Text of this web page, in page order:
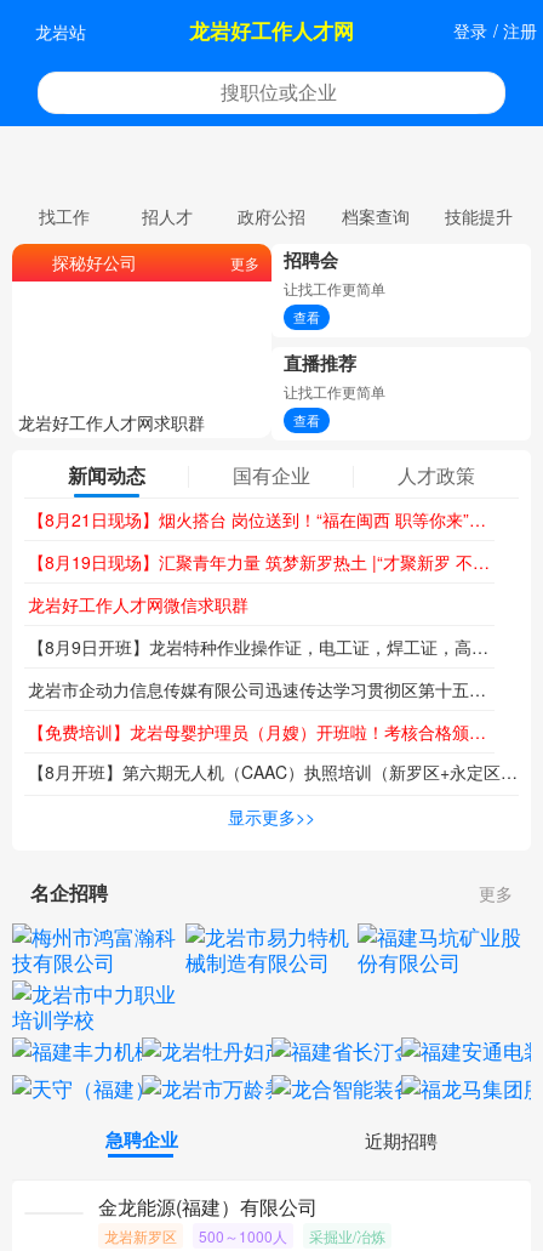
龙岩站 龙岩好工作人才网 登录 / 注册
找工作 招人才 政府公招 档案查询
技能提升
探秘好公司
更多
龙岩好工作人才网求职群 龙岩好工作人才网委托招聘
招聘会
让找工作更简单
查看
直播推荐
让找工作更简单
查看
新闻动态 国有企业 人才政策
【8月21日现场】烟火搭台 岗位送到！“福在闽西 职等你来”夜市专场招聘会火热来袭
【8月19日现场】汇聚青年力量 筑梦新罗热土 |“才聚新罗 不负韶华”专场招聘会即将举行
龙岩好工作人才网微信求职群
【8月9日开班】龙岩特种作业操作证，电工证，焊工证，高空作业证，报名培训报名火热进行中...
龙岩市企动力信息传媒有限公司迅速传达学习贯彻区第十五次党代会精神
【免费培训】龙岩母婴护理员（月嫂）开班啦！考核合格颁发职业技能等级证书！名额有限！
【8月开班】第六期无人机（CAAC）执照培训（新罗区+永定区）同步热招中！低空时代来临，技能成就未来！
显示更多>>
名企招聘 更多
急聘企业 近期招聘
金龙能源(福建）有限公司
龙岩新罗区 500～1000人 采掘业/冶炼